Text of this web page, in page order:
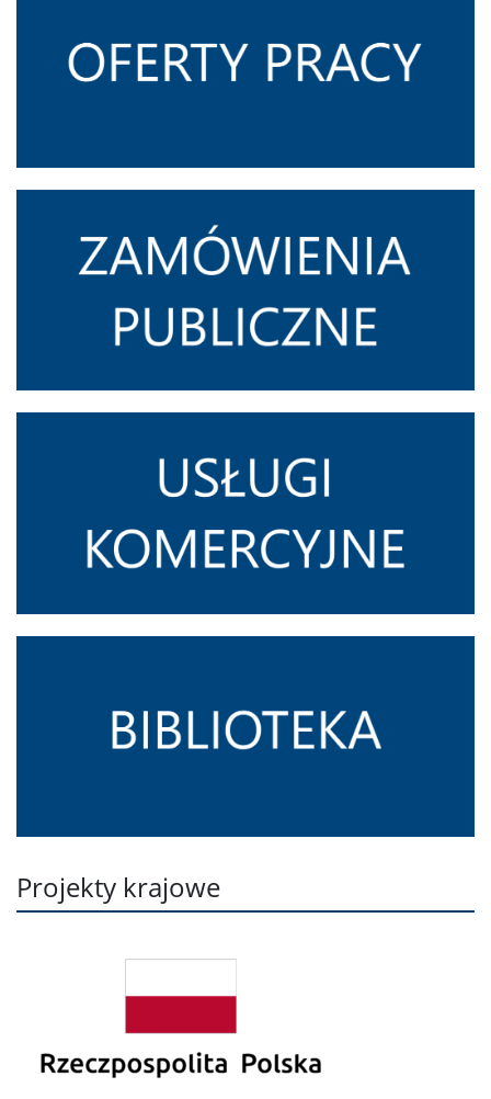
Projekty krajowe